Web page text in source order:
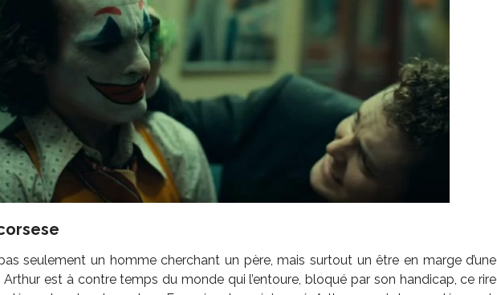
seulement un homme cherchant un père, mais surtout un être en marge d’une
Arthur est à contre temps du monde qui l’entoure, bloqué par son handicap, ce rire